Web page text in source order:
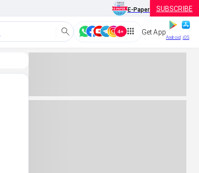
E-Paper SUBSCRIBE
Get App
Android iOS